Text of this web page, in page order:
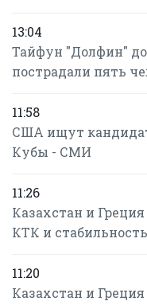
13:04
Тайфун "Долфин"
пострадали пять
11:58
США ищут
Кубы - СМИ
11:26
Казахстан и
КТК и
11:20
Казахстан и